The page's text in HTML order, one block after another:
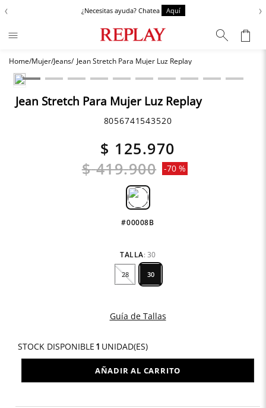
‹ ¿Necesitas ayuda? Chatea Aquí ›
Mujer Jeans Jean Stretch Para Mujer Luz Replay
Jean Stretch Para Mujer Luz Replay
8056741543520
$ 125.970
$ 419.900 -70 %
#00008B
TALLA: 30
28 30
Guía de Tallas
STOCK DISPONIBLE 1 UNIDAD(ES)
AÑADIR AL CARRITO
Términos más buscados
1.
2. Zapatos